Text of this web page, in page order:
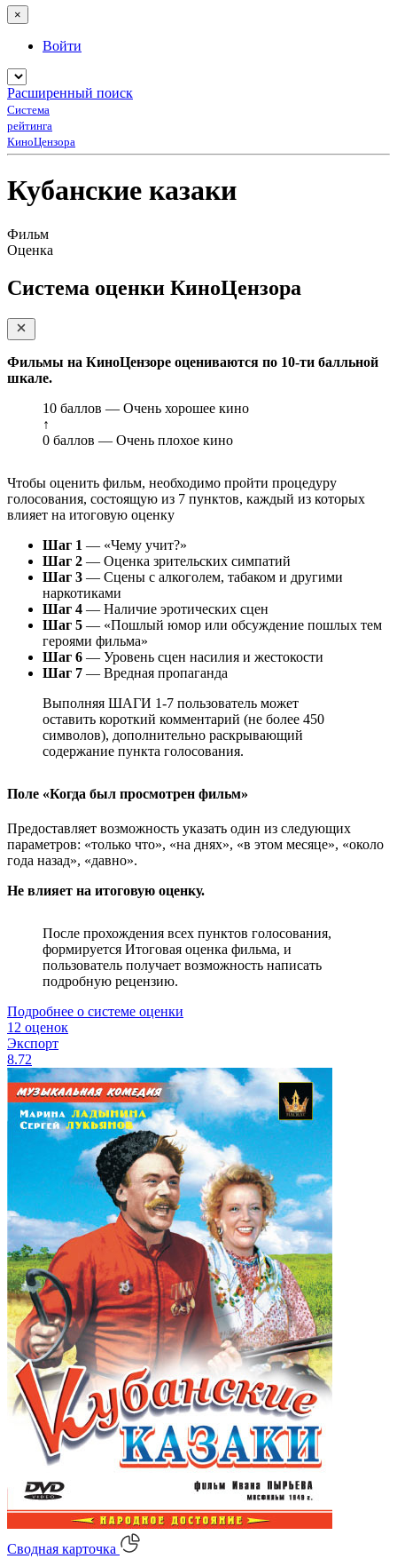
×
Войти
Расширенный поиск
Система
рейтинга
КиноЦензора
Кубанские казаки
Фильм
Оценка
Система оценки КиноЦензора
Фильмы на КиноЦензоре оцениваются по 10-ти балльной
шкале.
10 баллов — Очень хорошее кино
↑
0 баллов — Очень плохое кино
Чтобы оценить фильм, необходимо пройти процедуру
голосования, состоящую из 7 пунктов, каждый из которых
влияет на итоговую оценку
Шаг 1 — «Чему учит?»
Шаг 2 — Оценка зрительских симпатий
Шаг 3 — Сцены с алкоголем, табаком и другими
наркотиками
Шаг 4 — Наличие эротических сцен
Шаг 5 — «Пошлый юмор или обсуждение пошлых тем
героями фильма»
Шаг 6 — Уровень сцен насилия и жестокости
Шаг 7 — Вредная пропаганда
Выполняя ШАГИ 1-7 пользователь может
оставить короткий комментарий (не более 450
символов), дополнительно раскрывающий
содержание пункта голосования.
Поле «Когда был просмотрен фильм»
Предоставляет возможность указать один из следующих
параметров: «только что», «на днях», «в этом месяце», «около
года назад», «давно».
Не влияет на итоговую оценку.
После прохождения всех пунктов голосования,
формируется Итоговая оценка фильма, и
пользователь получает возможность написать
подробную рецензию.
Подробнее о системе оценки
12 оценок
Экспорт
8.72
Сводная карточка